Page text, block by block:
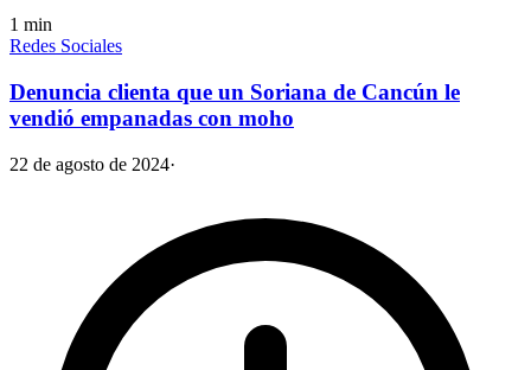
1 min
Redes Sociales
Denuncia clienta que un Soriana de Cancún le
vendió empanadas con moho
22 de agosto de 2024·